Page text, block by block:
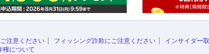
注意ください
フィッシング詐欺にご注意ください インサイダー
権について